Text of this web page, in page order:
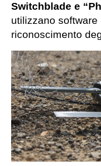
Switchblade e
utilizzano
riconoscimento